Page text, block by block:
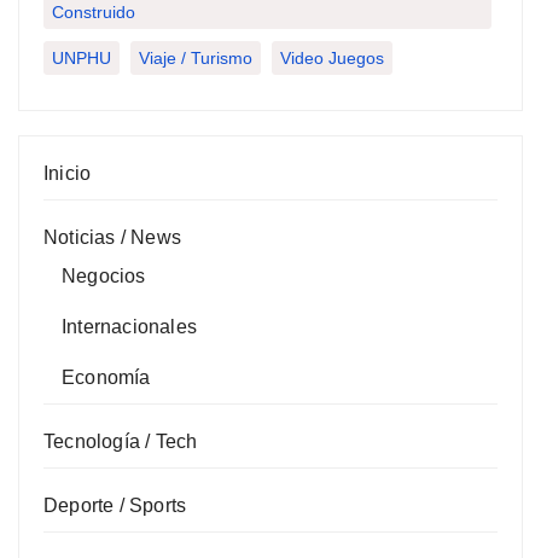
Construido
UNPHU Viaje / Turismo Video Juegos
Inicio
Noticias / News
Negocios
Internacionales
Economía
Tecnología / Tech
Deporte / Sports